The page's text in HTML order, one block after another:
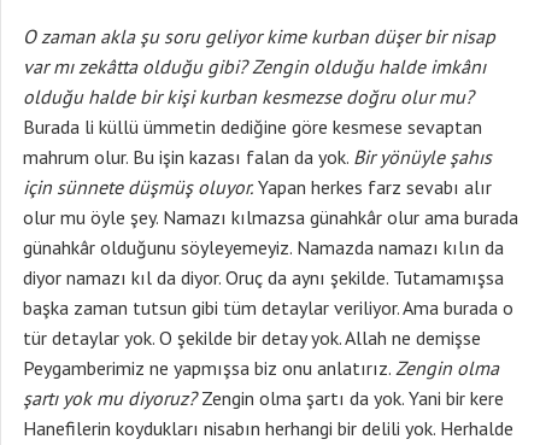
O zaman akla şu soru geliyor kime kurban düşer bir nisap
var mı zekâtta olduğu gibi? Zengin olduğu halde imkânı
olduğu halde bir kişi kurban kesmezse doğru olur mu?
Burada li küllü ümmetin dediğine göre kesmese sevaptan
mahrum olur. Bu işin kazası falan da yok. Bir yönüyle şahıs
için sünnete düşmüş oluyor. Yapan herkes farz sevabı alır
olur mu öyle şey. Namazı kılmazsa günahkâr olur ama burada
günahkâr olduğunu söyleyemeyiz. Namazda namazı kılın da
diyor namazı kıl da diyor. Oruç da aynı şekilde. Tutamamışsa
başka zaman tutsun gibi tüm detaylar veriliyor. Ama burada o
tür detaylar yok. O şekilde bir detay yok. Allah ne demişse
Peygamberimiz ne yapmışsa biz onu anlatırız. Zengin olma
şartı yok mu diyoruz?Zengin olma şartı da yok. Yani bir kere
Hanefilerin koydukları nisabın herhangi bir delili yok. Herhalde